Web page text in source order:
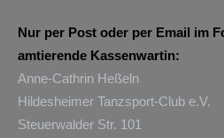
Nur per Post oder per Email im
amtierende Kassenwartin:
Anne-Cathrin Heßeln
Hildesheimer Tanzsport-Club e.V.
Steuerwalder Str. 101